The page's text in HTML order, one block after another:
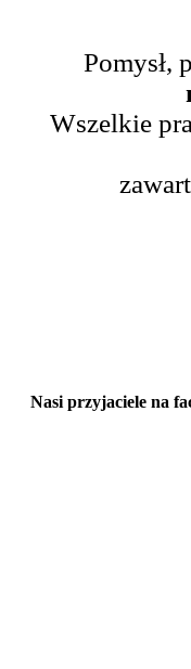
Pomysł,
Wszelkie
Nasi przyjaciele na